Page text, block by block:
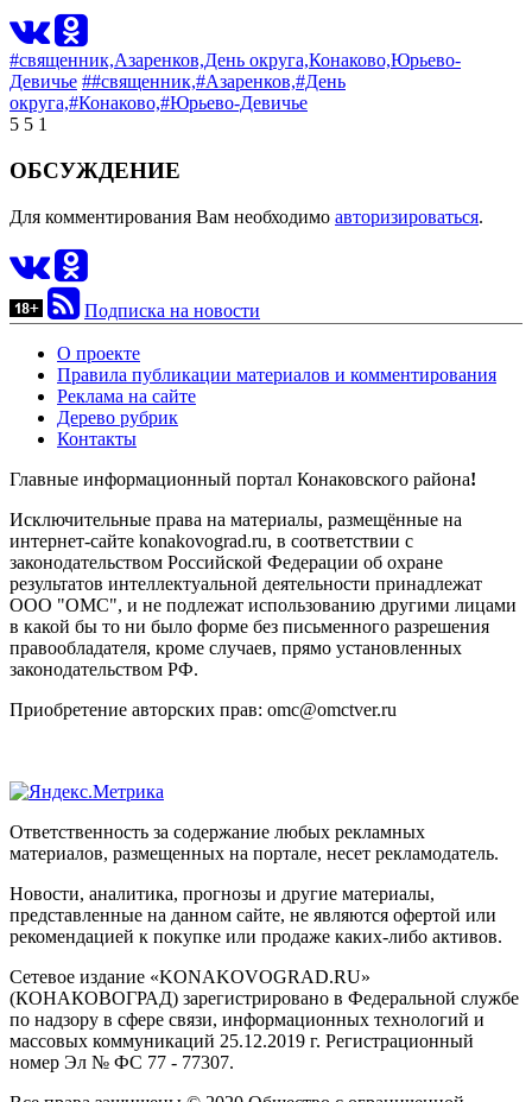
#священник,Азаренков,День округа,Конаково,Юрьево-
Девичье ##священник,#Азаренков,#День
округа,#Конаково,#Юрьево-Девичье
5 5 1
ОБСУЖДЕНИЕ
Для комментирования Вам необходимо авторизироваться.
Подписка на новости
О проекте
Правила публикации материалов и комментирования
Реклама на сайте
Дерево рубрик
Контакты
Главные информационный портал Конаковского района!
Исключительные права на материалы, размещённые на
интернет-сайте konakovograd.ru, в соответствии с
законодательством Российской Федерации об охране
результатов интеллектуальной деятельности принадлежат
ООО "ОМС", и не подлежат использованию другими лицами
в какой бы то ни было форме без письменного разрешения
правообладателя, кроме случаев, прямо установленных
законодательством РФ.
Приобретение авторских прав: omc@omctver.ru
Ответственность за содержание любых рекламных
материалов, размещенных на портале, несет рекламодатель.
Новости, аналитика, прогнозы и другие материалы,
представленные на данном сайте, не являются офертой или
рекомендацией к покупке или продаже каких-либо активов.
Сетевое издание «KONAKOVOGRAD.RU»
(КОНАКОВОГРАД) зарегистрировано в Федеральной службе
по надзору в сфере связи, информационных технологий и
массовых коммуникаций 25.12.2019 г. Регистрационный
номер Эл № ФС 77 - 77307.